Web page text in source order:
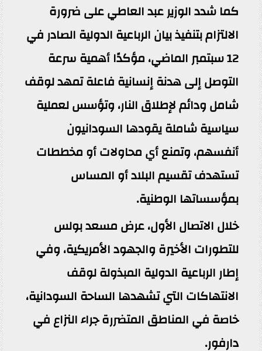
كما شدد الوزير عبد العاطي على ضرورة
الالتزام بتنفيذ بيان الرباعية الدولية الصادر في
12 سبتمبر الماضي، مؤكدًا أهمية سرعة
التوصل إلى هدنة إنسانية فاعلة تمهد لوقف
شامل ودائم لإطلاق النار، وتؤسس لعملية
سياسية شاملة يقودها السودانيون
أنفسهم، وتمنع أي محاولات أو مخططات
تستهدف تقسيم البلاد أو المساس
بمؤسساتها الوطنية.
خلال الاتصال الأول، عرض مسعد بولس
للتطورات الأخيرة والجهود الأمريكية، وفي
إطار الرباعية الدولية المبذولة لوقف
الانتهاكات التي تشهدها الساحة السودانية،
خاصة في المناطق المتضررة جراء النزاع في
دارفور.